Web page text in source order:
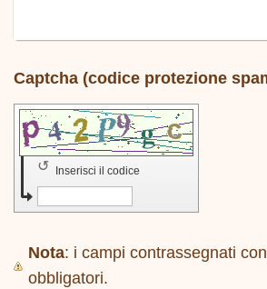
Inserisci il codice
↺
Nota : i campi contrassegnati con
obbligatori.